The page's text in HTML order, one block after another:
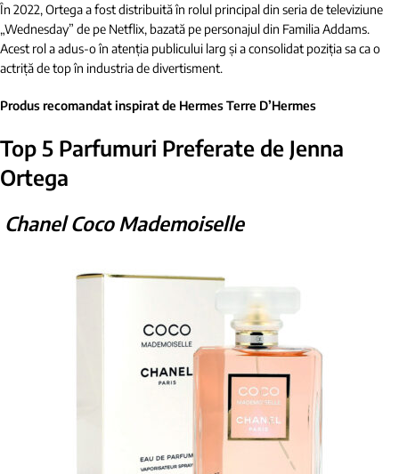
În 2022, Ortega a fost distribuită în rolul principal din seria de televiziune
„Wednesday” de pe Netflix, bazată pe personajul din Familia Addams.
Acest rol a adus-o în atenția publicului larg și a consolidat poziția sa ca o
actriță de top în industria de divertisment.
Produs recomandat inspirat de Hermes Terre D’Hermes
Top 5 Parfumuri Preferate de Jenna
Ortega
Chanel Coco Mademoiselle